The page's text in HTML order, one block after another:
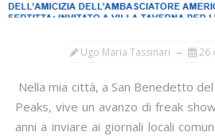
Ugo Maria Tassinari 26
Nella mia città, a San Benedetto
Peaks, vive un avanzo di freak
anni a inviare ai giornali locali